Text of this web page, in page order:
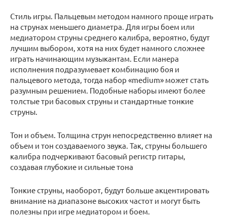
Стиль игры. Пальцевым методом намного проще играть
на струнах меньшего диаметра. Для игры боем или
медиатором струны среднего калибра, вероятно, будут
лучшим выбором, хотя на них будет намного сложнее
играть начинающим музыкантам. Если манера
исполнения подразумевает комбинацию боя и
пальцевого метода, тогда набор «medium» может стать
разумным решением. Подобные наборы имеют более
толстые три басовых струны и стандартные тонкие
струны.
Тон и объем. Толщина струн непосредственно влияет на
объем и тон создаваемого звука. Так, струны большего
калибра подчеркивают басовый регистр гитары,
создавая глубокие и сильные тона
Тонкие струны, наоборот, будут больше акцентировать
внимание на диапазоне высоких частот и могут быть
полезны при игре медиатором и боем.